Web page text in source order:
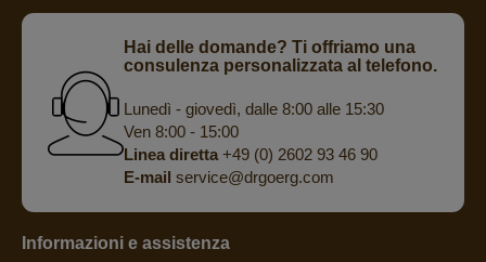
Hai delle domande? Ti offriamo una
consulenza personalizzata al telefono.
Lunedì - giovedì, dalle 8:00 alle 15:30
Ven 8:00 - 15:00
Linea diretta+49 (0) 2602 93 46 90
E-mail service@drgoerg.com
Informazioni e assistenza